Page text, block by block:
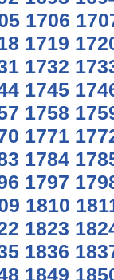
1706
1719
1732
1745
1758
1771
1784
1797
1810
1823
1836
1849